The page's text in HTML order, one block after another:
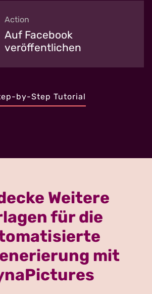
Action
Auf Facebook
veröffentlichen
by-Step Tutorial
Weitere
für die
mit